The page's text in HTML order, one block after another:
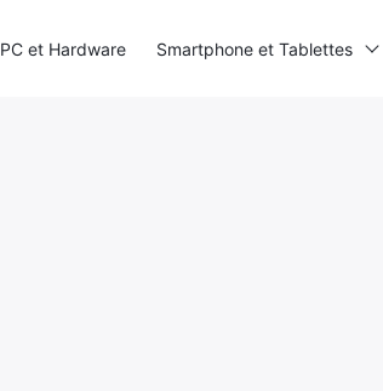
PC et Hardware Smartphone et Tablettes